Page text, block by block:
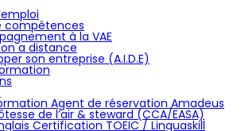
compétences
à la VAE
a distance
son entreprise (A.I.D.E)
Agent de réservation Amadeus
de l’air & steward (CCA/EASA)
Certification TOEIC / Linguaskill